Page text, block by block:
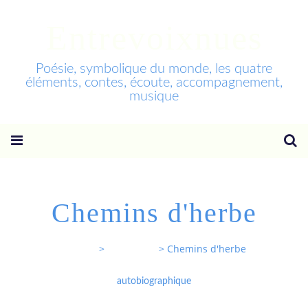
Poésie, symbolique du monde, les quatre
éléments, contes, écoute, accompagnement,
musique
Chemins d'herbe
> > Chemins d'herbe
autobiographique